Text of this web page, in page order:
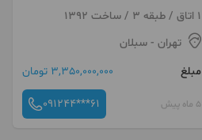
1 اتاق / طبقه 3 / ساخت 1392
تهران - سبلان
مبلغ
3,350,000,000 تومان
5 ماه پیش 091244***61